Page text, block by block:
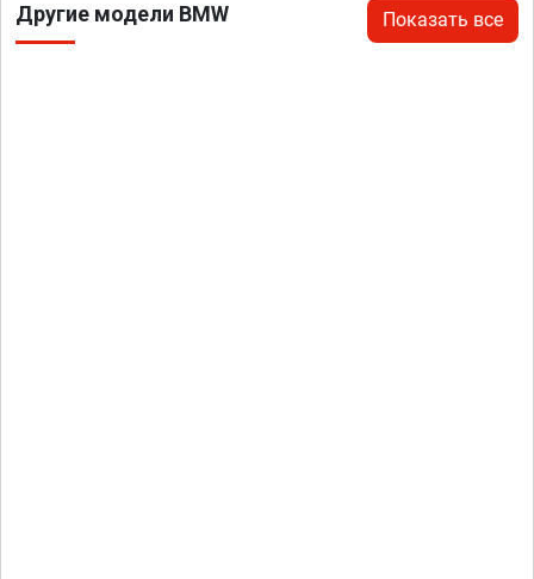
Другие модели BMW Показать все